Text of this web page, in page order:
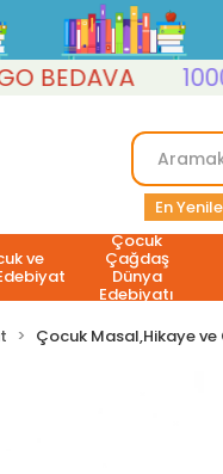
1000
En
ve
Çocuk
Çağdaş
Dünya
Edebiyatı
Çocuk Masal,Hikaye ve